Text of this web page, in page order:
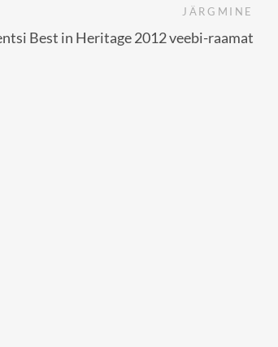
JÄRGMINE
Best in Heritage 2012 veebi-raamat